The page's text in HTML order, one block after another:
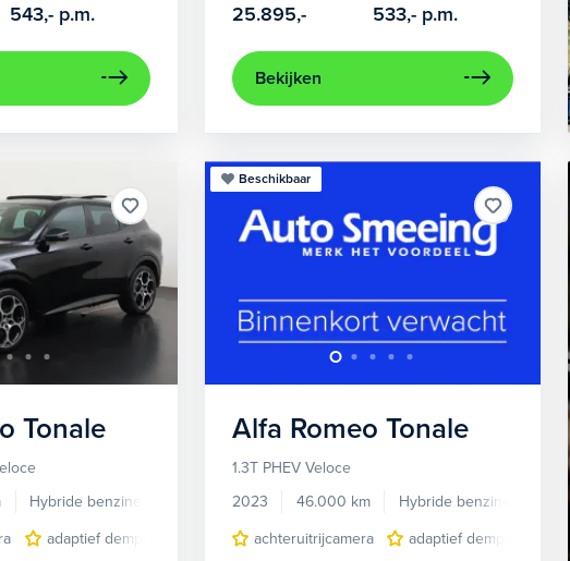
543,- p.m. 25.895,- 533,- p.m.
Bekijken
Tonale
Hybride benzine
Automaat
adaptief demping systeem audio installatie premium cruise control
Beschikbaar
Alfa Romeo Tonale
1.3T PHEV Veloce
2023
46.000 km Hybride benzine
achteruitrijcamera
adaptief demping